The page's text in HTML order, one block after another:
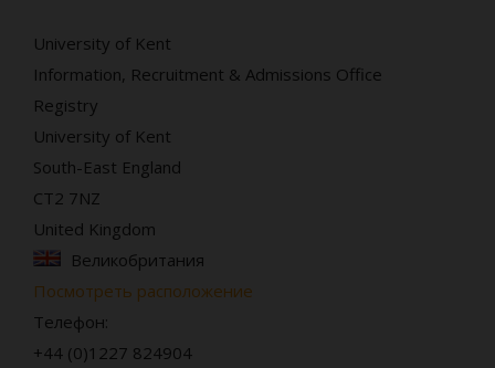
University of Kent
Information, Recruitment & Admissions Office
Registry
University of Kent
South-East England
CT2 7NZ
United Kingdom
Великобритания
Посмотреть расположение
Телефон:
+44 (0)1227 824904